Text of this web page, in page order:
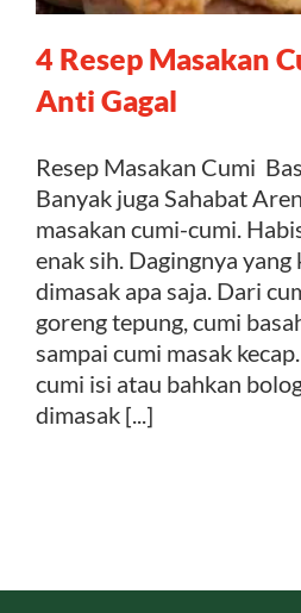
Kontak
4 Resep Masakan
Anti Gagal
Resep Masakan Cumi
Banyak juga Sahabat
masakan cumi-cumi.
enak sih. Dagingnya yang
dimasak apa saja. Dari
goreng tepung, cumi
sampai cumi masak
cumi isi atau bahkan
dimasak [...]